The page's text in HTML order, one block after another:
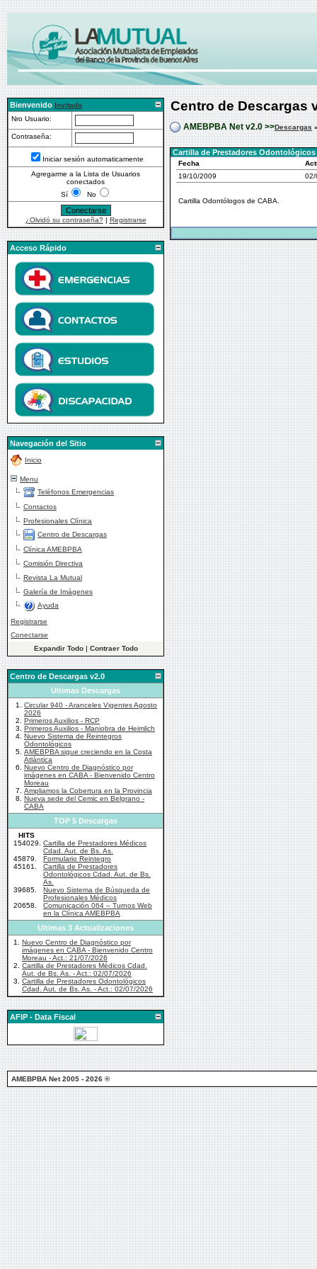
Bienvenido Invitado
Nro Usuario:
Contraseña:
Iniciar sesión automaticamente
Agregarme a la Lista de Usuarios
conectados
Sí
No
¿Olvidó su contraseña? | Registrarse
Acceso Rápido
Navegación del Sitio
Inicio
Menu
Teléfonos Emergencias
Contactos
Profesionales Clínica
Centro de Descargas
Clínica AMEBPBA
Comisión Directiva
Revista La Mutual
Galería de Imágenes
Ayuda
Registrarse
Conectarse
Expandir Todo| Contraer Todo
Centro de Descargas v2.0
Ultimas Descargas
1.
Circular 940 - Aranceles Vigentes Agosto
2026
2.
Primeros Auxilios - RCP
3.
Primeros Auxilios - Maniobra de Heimlich
4. Nuevo Sistema de Reintegros
Odontológicos
5. AMEBPBA sigue creciendo en la Costa
Atlántica
6.
Nuevo Centro de Diagnóstico por
imágenes en CABA - Bienvenido Centro
Moreau
7.
Ampliamos la Cobertura en la Provincia
8.
Nueva sede del Cemic en Belgrano -
CABA
TOP 5 Descargas
HITS
154029.
Cartilla de Prestadores Médicos
Cdad. Aut. de Bs. As.
45879.
Formulario Reintegro
45161.
Cartilla de Prestadores
Odontológicos Cdad. Aut. de Bs.
As.
39685.
Nuevo Sistema de Búsqueda de
Profesionales Médicos
20658.
Comunicación 064 – Turnos Web
en la Clínica AMEBPBA
Ultimas 3 Actualizaciones
1.
Nuevo Centro de Diagnóstico por
imágenes en CABA - Bienvenido Centro
Moreau - Act.: 21/07/2026
2.
Cartilla de Prestadores Médicos Cdad.
Aut. de Bs. As. - Act.: 02/07/2026
3.
Cartilla de Prestadores Odontológicos
Cdad. Aut. de Bs. As. - Act.: 02/07/2026
AFIP - Data Fiscal
Centro de Descargas
AMEBPBA Net v2.0 >>Descargas
Cartilla de Prestadores
Fecha
19/10/2009
02/
Cartilla Odontólogos de CABA.
AMEBPBA Net 2005 - 2026 ®